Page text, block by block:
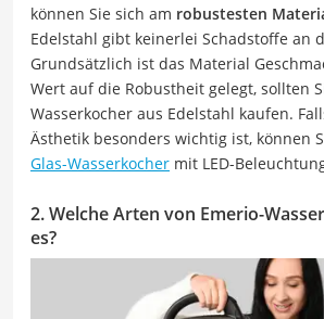
können Sie sich am robustesten
Edelstahl gibt keinerlei Schadstoffe an
Grundsätzlich ist das Material
Wert auf die Robustheit gelegt, sollten
Wasserkocher aus Edelstahl kaufen.
Ästhetik besonders wichtig ist, können
Glas-Wasserkocher mit LED-
2. Welche Arten von Emerio-
es?